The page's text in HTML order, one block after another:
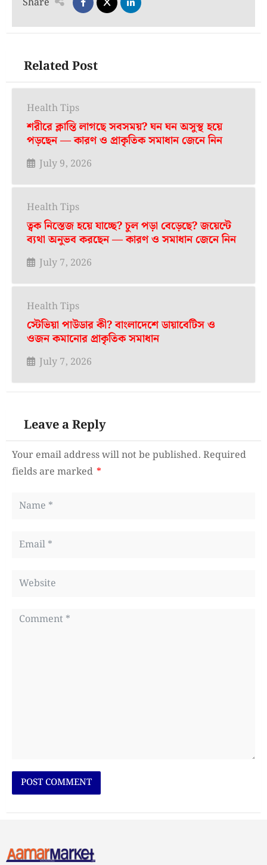
Related Post
Health Tips
শরীরে ক্লান্তি লাগছে সবসময়? ঘন ঘন অসুস্থ হয়ে
পড়ছেন — কারণ ও প্রাকৃতিক সমাধান জেনে নিন
July 9, 2026
Health Tips
ত্বক নিস্তেজ হয়ে যাচ্ছে? চুল পড়া বেড়েছে? জয়েন্টে
ব্যথা অনুভব করছেন — কারণ ও সমাধান জেনে নিন
July 7, 2026
Health Tips
স্টেভিয়া পাউডার কী? বাংলাদেশে ডায়াবেটিস ও
ওজন কমানোর প্রাকৃতিক সমাধান
July 7, 2026
Leave a Reply
Your email address will not be published. Required
fields are marked *